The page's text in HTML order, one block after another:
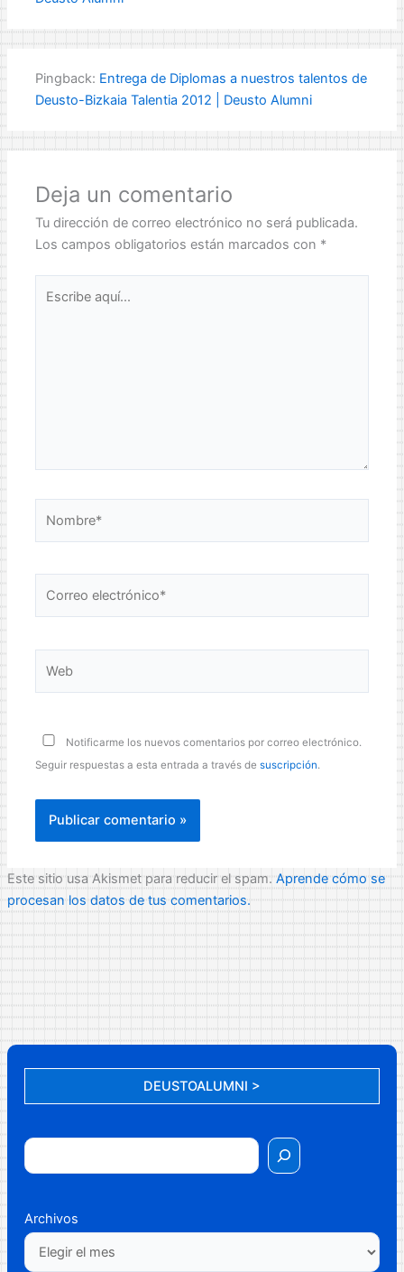
DEUSTOALUMNI >
Archivos
Pingback: Entrega de Diplomas a nuestros talentos de
Deusto-Bizkaia Talentia 2012 | Deusto Alumni
Deja un comentario
Tu dirección de correo electrónico no será publicada.
Los campos obligatorios están marcados con *
aquí...
Notificarme los nuevos comentarios por correo electrónico.
Seguir respuestas a esta entrada a través desuscripción.
Este sitio usa Akismet para reducir el spam.Aprende cómo se
procesan los datos de tus comentarios.